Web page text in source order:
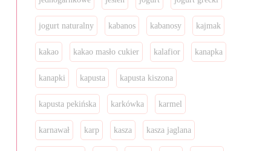
jogurt naturalny kabanos kabanosy kajmak
kakao kakao masło cukier kalafior kanapka
kanapki kapusta kapusta kiszona
kapusta pekińska karkówka karmel
karnawał karp kasza kasza jaglana